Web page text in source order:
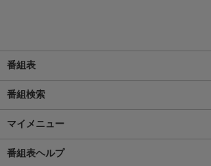
番組表
番組検索
マイメニュー
番組表ヘルプ